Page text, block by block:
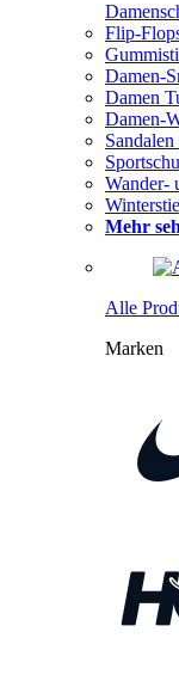
Flip-
Damen-
Damen
Damen-
Wander-
Mehr
Alle
Marken